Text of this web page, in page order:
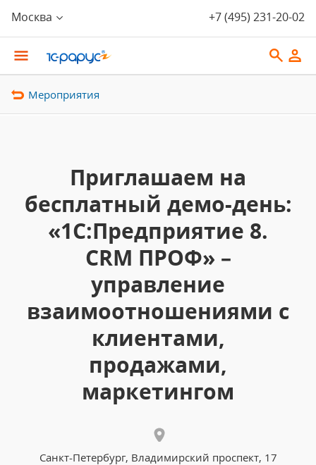
Москва +7 (495) 231-20-02
Мероприятия
Приглашаем на
бесплатный демо-день:
«1С:Предприятие 8.
CRM ПРОФ» –
управление
взаимоотношениями с
клиентами,
продажами,
маркетингом
Санкт-Петербург, Владимирский проспект, 17